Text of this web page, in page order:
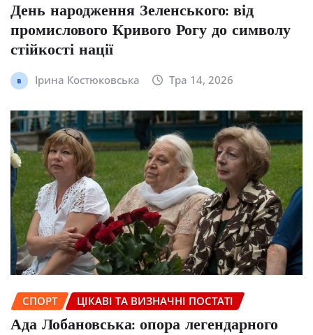
День народження Зеленського: від
промислового Кривого Рогу до символу
стійкості нації
Ірина Костюковська Тра 14, 2026
СПОРТ ЦІКАВІ ТА ВИЗНАЧНІ ПОСТАТІ
Ада Лобановська: опора легендарного